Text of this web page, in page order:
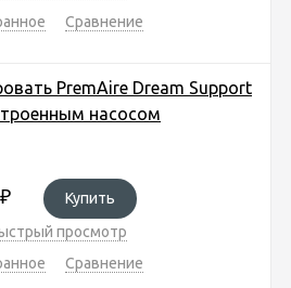
Сравнение
PremAire Dream Support
насосом
₽
Купить
просмотр
Сравнение